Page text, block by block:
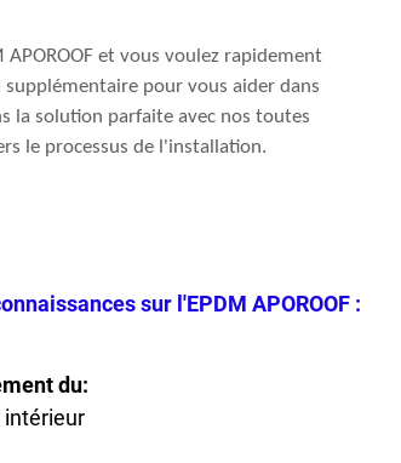
et vous voulez rapidement
pour vous aider dans
la solution parfaite avec nos toutes
le processus de l'installation.
sur l'EPDM APOROOF :
du:
intérieur